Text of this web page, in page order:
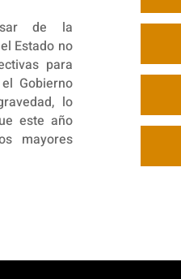
de la
Estado no
para
Gobierno
lo
este año
mayores